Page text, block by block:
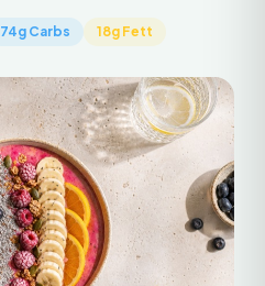
74g Carbs 18g Fett